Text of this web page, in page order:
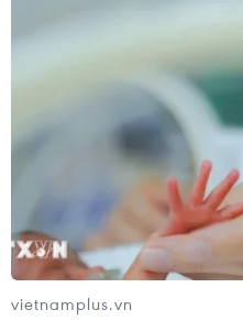
Du khách Việt trải nghiệm
thuyền 5 sao vịnh Hạ
vietnamplus.vn